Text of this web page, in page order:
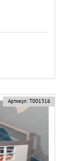
Артикул: Т001316